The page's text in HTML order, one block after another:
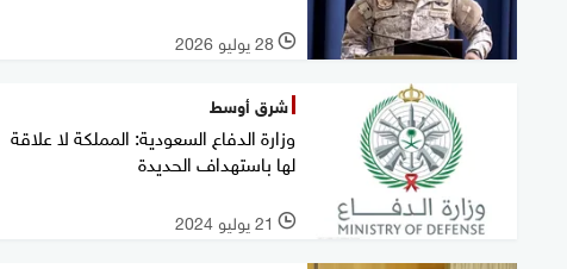
l 28 يوليو 2026
شرق أوسط
وزارة الدفاع السعودية: المملكة لا علاقة
لها باستهداف الحديدة
l 21 يوليو 2024